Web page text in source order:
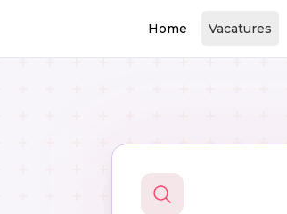
Home Vacatures